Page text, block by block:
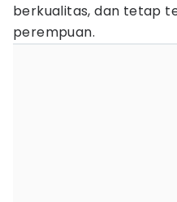
berkualitas, dan tetap
perempuan.